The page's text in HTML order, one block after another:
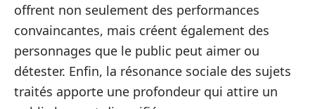
offrent non seulement des performances
convaincantes, mais créent également des
personnages que le public peut aimer ou
détester. Enfin, la résonance sociale des sujets
traités apporte une profondeur qui attire un